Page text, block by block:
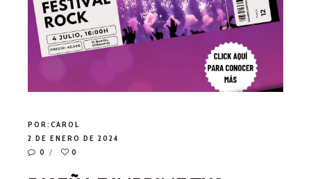
POR:CAROL
2 DE ENERO DE 2024
0
0